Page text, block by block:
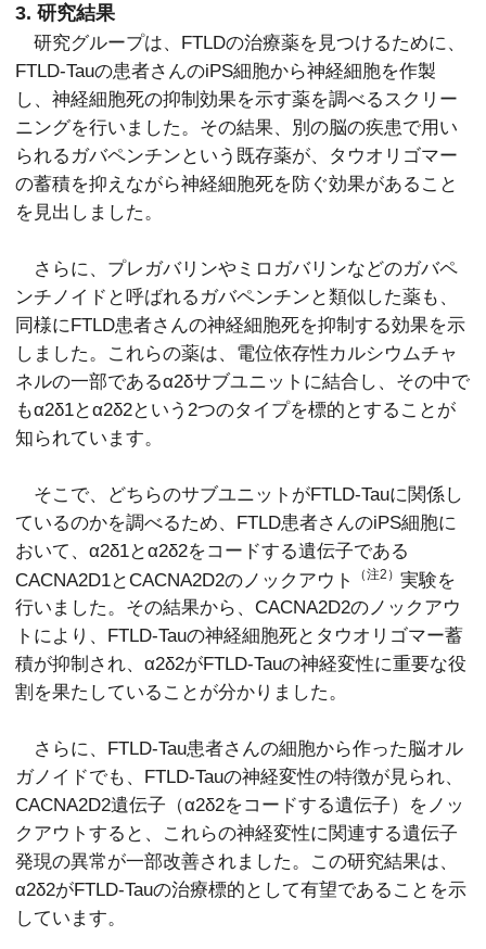
3. 研究結果
研究グループは、FTLDの治療薬を見つけるために、
FTLD-Tauの患者さんのiPS細胞から神経細胞を作製
し、神経細胞死の抑制効果を示す薬を調べるスクリー
ニングを行いました。その結果、別の脳の疾患で用い
られるガバペンチンという既存薬が、タウオリゴマー
の蓄積を抑えながら神経細胞死を防ぐ効果があること
を見出しました。
さらに、プレガバリンやミロガバリンなどのガバペ
ンチノイドと呼ばれるガバペンチンと類似した薬も、
同様にFTLD患者さんの神経細胞死を抑制する効果を示
しました。これらの薬は、電位依存性カルシウムチャ
ネルの一部であるα2δサブユニットに結合し、その中で
もα2δ1とα2δ2という2つのタイプを標的とすることが
知られています。
そこで、どちらのサブユニットがFTLD-Tauに関係し
ているのかを調べるため、FTLD患者さんのiPS細胞に
おいて、α2δ1とα2δ2をコードする遺伝子である
CACNA2D1とCACNA2D2のノックアウト
（注2）実験を
行いました。その結果から、CACNA2D2のノックアウ
トにより、FTLD-Tauの神経細胞死とタウオリゴマー蓄
積が抑制され、α2δ2がFTLD-Tauの神経変性に重要な役
割を果たしていることが分かりました。
さらに、FTLD-Tau患者さんの細胞から作った脳オル
ガノイドでも、FTLD-Tauの神経変性の特徴が見られ、
CACNA2D2遺伝子（α2δ2をコードする遺伝子）をノッ
クアウトすると、これらの神経変性に関連する遺伝子
発現の異常が一部改善されました。この研究結果は、
α2δ2がFTLD-Tauの治療標的として有望であることを示
しています。